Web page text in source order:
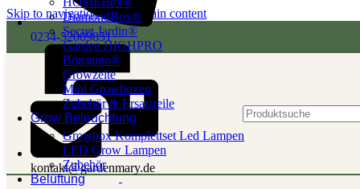
Skip to navigationSkip to main content
0234-52009851
kontakt@gardenmary.de
DiamondBox®
Secret Jardin®
Garden HIGHPRO
Bonsanto®
Growzelte
Mini Growboxen
Zubehör & Ersatzteile
Grow Beleuchtung
Growbox Komplettset Led Lampen
LED Grow Lampen
Zubehör
Belüftung